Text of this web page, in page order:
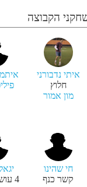
הקבוצה
איתי נדבורני
חלוץ
מון אמור
חי שהינו
קשר כנף
4